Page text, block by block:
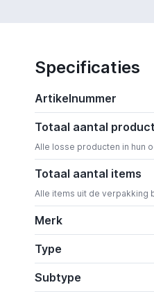
Specificaties
Artikelnummer
Totaal aantal
Alle losse producten in hun
Totaal aantal items
Alle items uit de verpakking
Merk
Type
Subtype